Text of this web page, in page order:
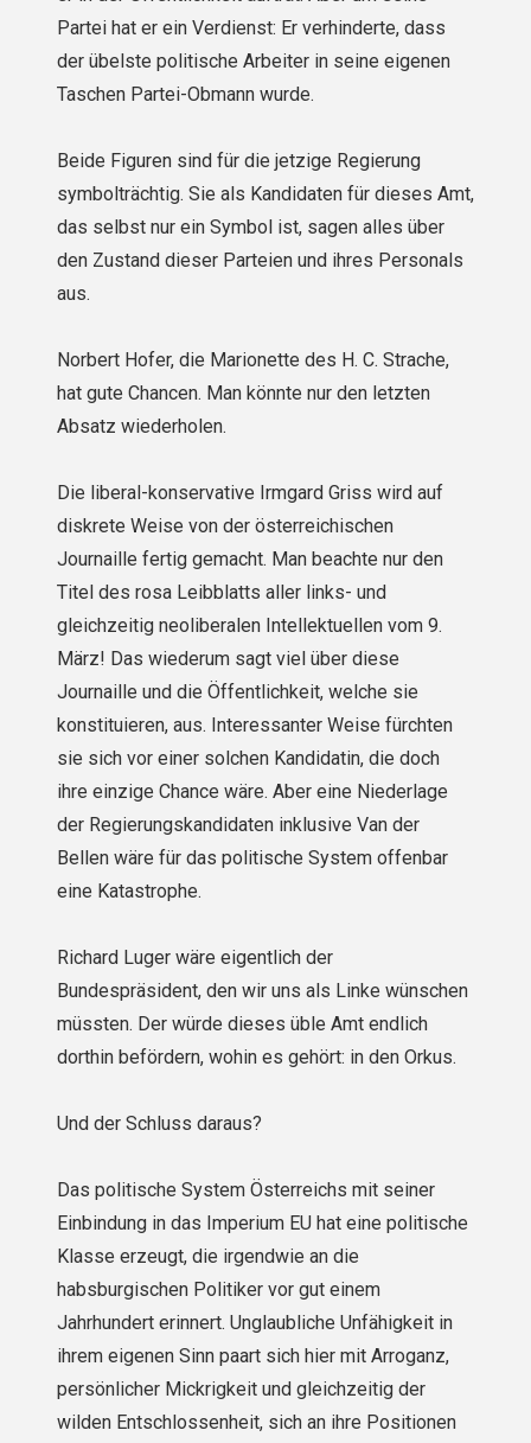
Partei hat er ein Verdienst: Er verhinderte, dass
der übelste politische Arbeiter in seine eigenen
Taschen Partei-Obmann wurde.
Beide Figuren sind für die jetzige Regierung
symbolträchtig. Sie als Kandidaten für dieses Amt,
das selbst nur ein Symbol ist, sagen alles über
den Zustand dieser Parteien und ihres Personals
aus.
Norbert Hofer, die Marionette des H. C. Strache,
hat gute Chancen. Man könnte nur den letzten
Absatz wiederholen.
Die liberal-konservative Irmgard Griss wird auf
diskrete Weise von der österreichischen
Journaille fertig gemacht. Man beachte nur den
Titel des rosa Leibblatts aller links- und
gleichzeitig neoliberalen Intellektuellen vom 9.
März! Das wiederum sagt viel über diese
Journaille und die Öffentlichkeit, welche sie
konstituieren, aus. Interessanter Weise fürchten
sie sich vor einer solchen Kandi­datin, die doch
ihre einzige Chance wäre. Aber eine Niederlage
der Regierungskandidaten inklusive Van der
Bellen wäre für das politische System offenbar
eine Katastrophe.
Richard Luger wäre eigentlich der
Bundespräsident, den wir uns als Linke wünschen
müssten. Der würde dieses üble Amt endlich
dorthin befördern, wohin es gehört: in den Orkus.
Und der Schluss daraus?
Das politische System Österreichs mit seiner
Einbindung in das Imperium EU hat eine politische
Klasse erzeugt, die irgendwie an die
habsburgischen Politiker vor gut einem
Jahrhundert erinnert. Unglaubliche Unfähigkeit in
ihrem eigenen Sinn paart sich hier mit Arroganz,
persönlicher Mickrigkeit und gleichzeitig der
wilden Entschlossenheit, sich an ihre Positionen